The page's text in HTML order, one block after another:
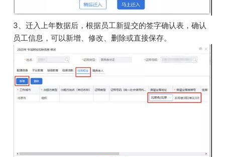
3、迁入上年数据后，根据员工新提交的签字确认表，确认
员工信息，可以新增、修改、删除或直接保存。